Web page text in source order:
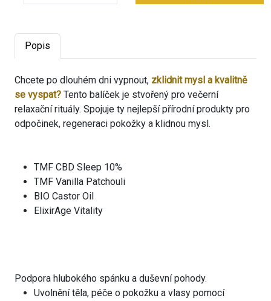
Popis
Chcete po dlouhém dni vypnout, zklidnit mysl a kvalitně
se vyspat? Tento balíček je stvořený pro večerní
relaxační rituály. Spojuje ty nejlepší přírodní produkty pro
odpočinek, regeneraci pokožky a klidnou mysl.
TMF CBD Sleep 10%
TMF Vanilla Patchouli
BIO Castor Oil
ElixirAge Vitality
Podpora hlubokého spánku a duševní pohody.
Uvolnění těla, péče o pokožku a vlasy pomocí